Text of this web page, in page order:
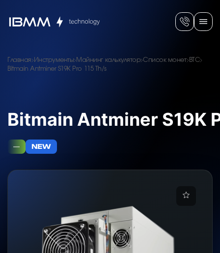
Главная Инструменты Майнинг калькулятор Список монет BTC
Bitmain Antminer S19K Pro 115 Th/s
Bitmain Antminer S19K
— NEW